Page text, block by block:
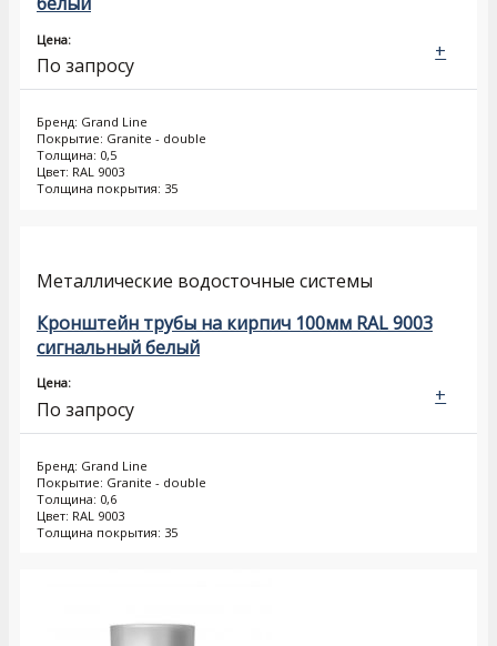
Цена:
По запросу
Бренд: Grand Line
Покрытие: Granite - double
Толщина: 0,5
Цвет: RAL 9003
Толщина покрытия: 35
+
Металлические водосточные системы
Кронштейн трубы на кирпич 100мм RAL 9003
сигнальный белый
Цена:
По запросу
Бренд: Grand Line
Покрытие: Granite - double
Толщина: 0,6
Цвет: RAL 9003
Толщина покрытия: 35
+